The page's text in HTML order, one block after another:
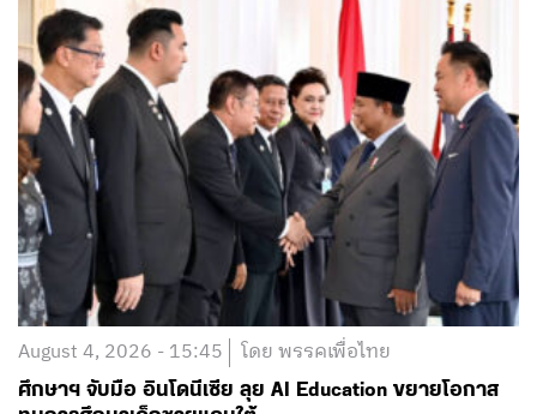
August 4, 2026 - 15:45 โดย พรรคเพื่อไทย
ศึกษาฯ จับมือ อินโดนีเซีย ลุย AI Education ขยายโอกาส